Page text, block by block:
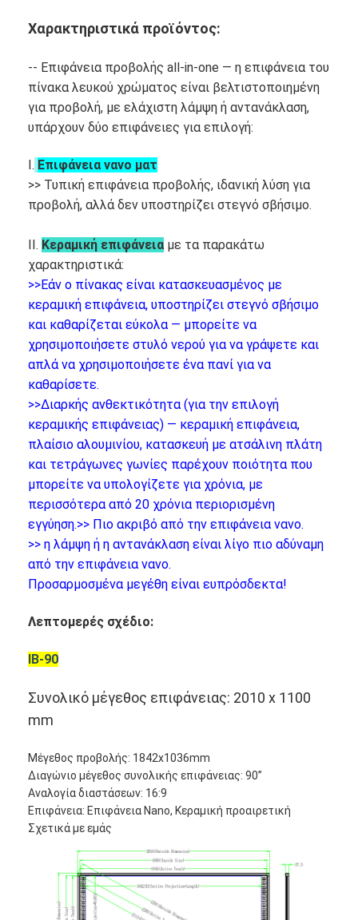
υπέρυθρο διαλογικό whiteboard
Διαλογική επίπεδη οθόνη
έξυπνος πίνακας LCD
Διαλογική οθόνη αφής Whiteboard
όλοι σε ένα διαλογικό whiteboard
φορητό διαλογικό whiteboard
Ευφυής πίνακας
Διαλογικός πίνακας προβολέων
Υπέρυθρο πλαίσιο αφής
Διαλογική στάση Whiteboard
Visualizer κάμερα εγγράφων
προβολέας
Περίπτερο οθόνης αφής
Χαρακτηριστικά προϊόντος:
-- Επιφάνεια προβολής all-in-one — η επιφάνεια του
πίνακα λευκού χρώματος είναι βελτιστοποιημένη
για προβολή, με ελάχιστη λάμψη ή αντανάκλαση,
υπάρχουν δύο επιφάνειες για επιλογή:
I. Επιφάνεια νανο ματ
>> Τυπική επιφάνεια προβολής, ιδανική λύση για
προβολή, αλλά δεν υποστηρίζει στεγνό σβήσιμο.
II. Κεραμική επιφάνεια με τα παρακάτω
χαρακτηριστικά:
>>Εάν ο πίνακας είναι κατασκευασμένος με
κεραμική επιφάνεια, υποστηρίζει στεγνό σβήσιμο
και καθαρίζεται εύκολα — μπορείτε να
χρησιμοποιήσετε στυλό νερού για να γράψετε και
απλά να χρησιμοποιήσετε ένα πανί για να
καθαρίσετε.
>>Διαρκής ανθεκτικότητα (για την επιλογή
κεραμικής επιφάνειας) — κεραμική επιφάνεια,
πλαίσιο αλουμινίου, κατασκευή με ατσάλινη πλάτη
και τετράγωνες γωνίες παρέχουν ποιότητα που
μπορείτε να υπολογίζετε για χρόνια, με
περισσότερα από 20 χρόνια περιορισμένη
εγγύηση.>> Πιο ακριβό από την επιφάνεια νανο.
>> η λάμψη ή η αντανάκλαση είναι λίγο πιο αδύναμη
από την επιφάνεια νανο.
Προσαρμοσμένα μεγέθη είναι ευπρόσδεκτα!
Λεπτομερές σχέδιο:
IB-90
Συνολικό μέγεθος επιφάνειας: 2010 x 1100
mm
Μέγεθος προβολής: 1842x1036mm
Διαγώνιο μέγεθος συνολικής επιφάνειας: 90”
Αναλογία διαστάσεων: 16:9
Επιφάνεια: Επιφάνεια Nano, Κεραμική προαιρετική
Σχετικά με εμάς